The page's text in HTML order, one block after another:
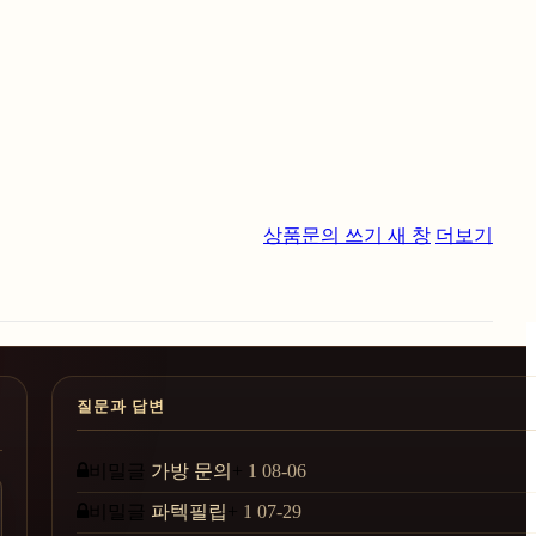
상품문의 쓰기 새 창 더보기
질문과 답변
비밀글 가방 문의 + 1 08-06
비밀글
파텍필립 1 07-29